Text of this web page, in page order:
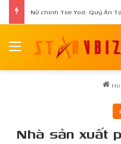
Menu
Nhà sản xuất